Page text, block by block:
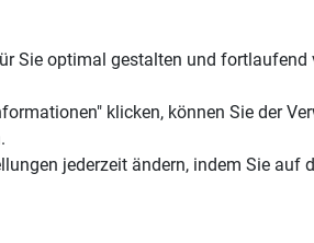
Sie optimal gestalten und fortlaufend
klicken, können Sie der
jederzeit ändern, indem Sie auf